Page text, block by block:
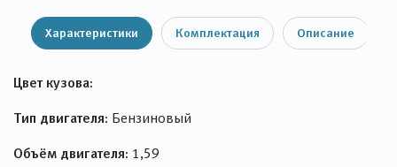
Характеристики Комплектация Описание
Цвет кузова:
Тип двигателя: Бензиновый
Объём двигателя: 1,59